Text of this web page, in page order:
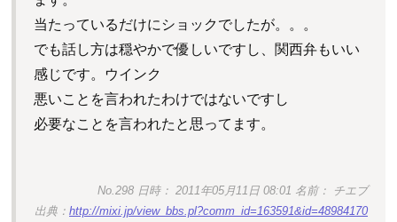
当たっているだけにショックでしたが。。。
でも話し方は穏やかで優しいですし、関西弁もいい
感じです。ウインク
悪いことを言われたわけではないですし
必要なことを言われたと思ってます。
No.298 日時： 2011年05月11日 08:01 名前： チエブ
出典： http://mixi.jp/view_bbs.pl?comm_id=163591&id=48984170